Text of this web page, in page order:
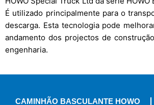
É utilizado principalmente para o
descarga. Esta tecnologia pode
andamento dos projectos de
engenharia.
CAMINHÃO BASCULANTE HOWO